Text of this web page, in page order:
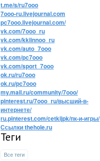
t.me/s/ru7ooo
7ooo-ru.livejournal.com
pc7ooo.livejournal.com/
vk.com/7ooo_ru
vk.com/kkiinnoo_ru
vk.com/auto_7ooo
vk.com/pc7ooo
vk.com/sport_7ooo
ok.ru/ru7ooo
ok.ru/pc7ooo
my.mail.ru/community/7ooo/
pinterest.ru/7ooo_ru/высший-в-
интернете/
ru.pinterest.com/cetkijpk/пк-и-игры/
Ссылки thehole.ru
Теги
Все теги